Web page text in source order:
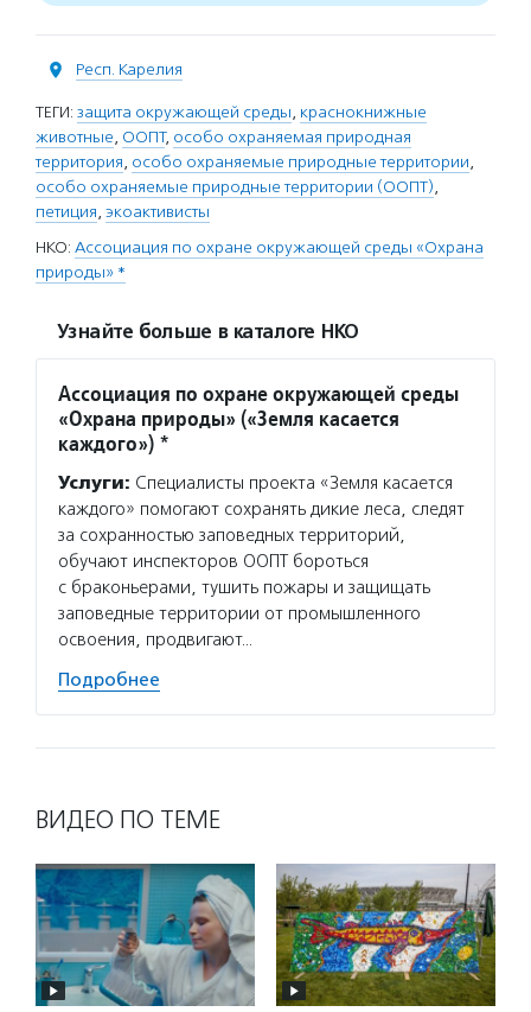
Респ. Карелия
ТЕГИ: защита окружающей среды, краснокнижные
животные, ООПТ, особо охраняемая природная
территория, особо охраняемые природные территории,
особо охраняемые природные территории (ООПТ),
петиция, экоактивисты
НКО: Ассоциация по охране окружающей среды «Охрана
природы» *
Узнайте больше в каталоге НКО
Ассоциация по охране окружающей среды
«Охрана природы» («Земля касается
каждого») *
Услуги: Специалисты проекта «Земля касается
каждого» помогают сохранять дикие леса, следят
за сохранностью заповедных территорий,
обучают инспекторов ООПТ бороться
с браконьерами, тушить пожары и защищать
заповедные территории от промышленного
освоения, продвигают…
Подробнее
ВИДЕО ПО ТЕМЕ